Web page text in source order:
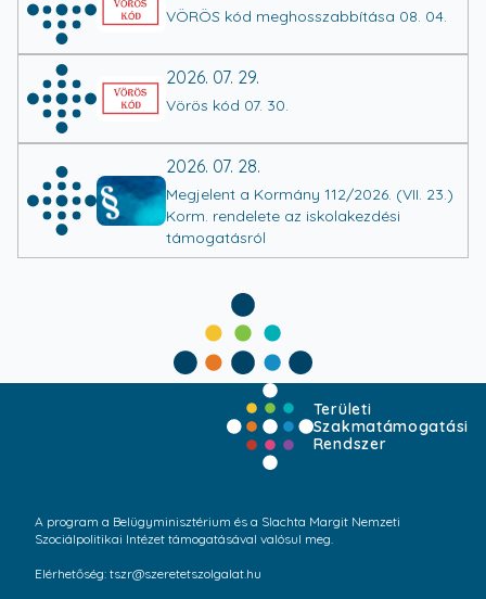
VÖRÖS kód meghosszabbítása 08. 04.
2026. 07. 29.
Vörös kód 07. 30.
2026. 07. 28.
Megjelent a Kormány 112/2026. (VII. 23.)
Korm. rendelete az iskolakezdési
támogatásról
Területi
Szakmatámogatási
Rendszer
A program a Belügyminisztérium és a Slachta Margit Nemzeti
Szociálpolitikai Intézet támogatásával valósul meg.
Elérhetőség: tszr@szeretetszolgalat.hu